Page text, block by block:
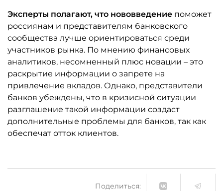
Эксперты полагают, что нововведение поможет
россиянам и представителям банковского
сообщества лучше ориентироваться среди
участников рынка. По мнению финансовых
аналитиков, несомненный плюс новации – это
раскрытие информации о запрете на
привлечение вкладов. Однако, представители
банков убеждены, что в кризисной ситуации
разглашение такой информации создаст
дополнительные проблемы для банков, так как
обеспечат отток клиентов.
Поделиться: